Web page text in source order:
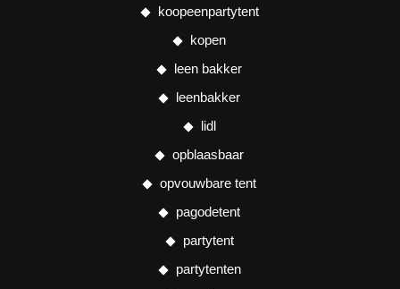
koopeenpartytent
kopen
leen bakker
leenbakker
lidl
opblaasbaar
opvouwbare tent
pagodetent
partytent
partytenten